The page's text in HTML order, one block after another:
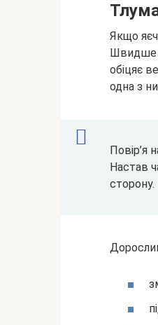
Якщо
Швидше
обіцяє
одна з
Повір’я
Настав
сторону.